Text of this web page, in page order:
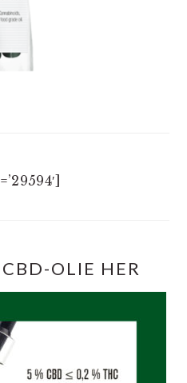
OLIE HER